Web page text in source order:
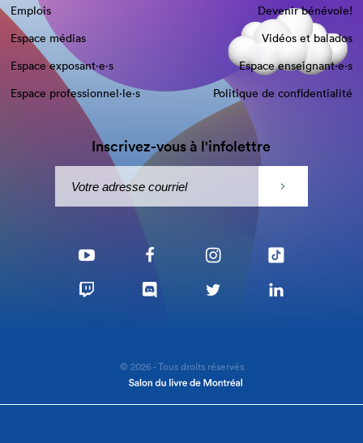
Emplois
Devenir bénévole!
Espace médias
Vidéos et balados
Espace exposant·e⋅s
Espace enseignant·e⋅s
Espace professionnel·le⋅s
Politique de confidentialité
Inscrivez-vous à l'infolettre
© 2026 - Tous droits réservés